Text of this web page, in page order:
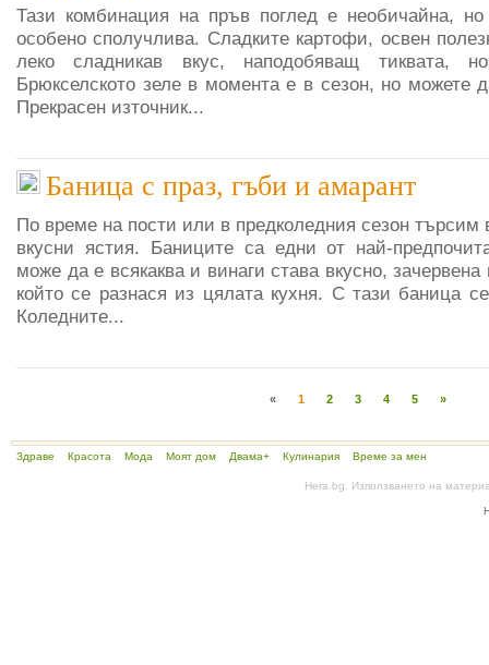
Тази комбинация на пръв поглед е необичайна, но
особено сполучлива. Сладките картофи, освен
леко сладникав вкус, наподобяващ тиквата,
Брюкселското зеле в момента е в сезон, но можете
Прекрасен източник...
Баница с праз, гъби и амарант
По време на пости или в предколедния сезон търсим
вкусни ястия. Баниците са едни от най-
може да е всякаква и винаги става вкусно,
който се разнася из цялата кухня. С тази баница
Коледните...
« 1 2 3 4 5 »
Здраве Красота Мода Моят дом Двама+ Кулинария Време за мен
Hera.bg. Използването на